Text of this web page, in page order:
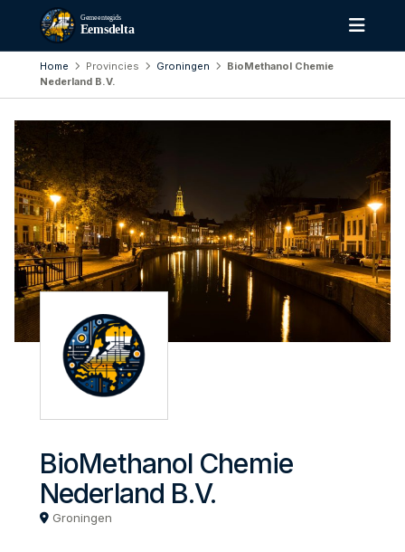
Gemeentegids
Eemsdelta
Home Provincies Groningen
BioMethanol Chemie
Nederland B.V.
BioMethanol Chemie
Nederland B.V.
Groningen